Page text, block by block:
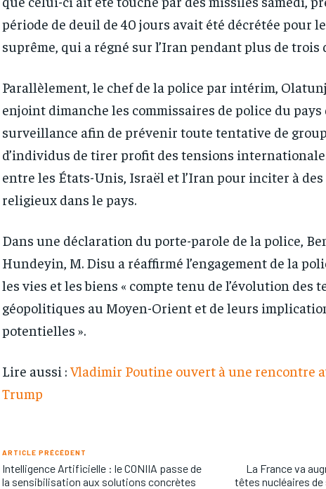
période de deuil de 40 jours avait été décrétée pour
suprême, qui a régné sur l’Iran pendant plus de trois
Parallèlement, le chef de la police par intérim,
enjoint dimanche les commissaires de police du
surveillance afin de prévenir toute tentative de
d’individus de tirer profit des tensions
entre les États-Unis, Israël et l’Iran pour inciter à
religieux dans le pays.
Dans une déclaration du porte-parole de la police,
Hundeyin, M. Disu a réaffirmé l’engagement de la
les vies et les biens « compte tenu de l’évolution des
géopolitiques au Moyen-Orient et de leurs
potentielles ».
Lire aussi :Vladimir Poutine ouvert à une rencontre
Trump
ARTICLE PRÉCÉDENT
Intelligence Artificielle : le CONIIA passe de
la sensibilisation aux solutions concrètes
La France va
têtes nucléaires